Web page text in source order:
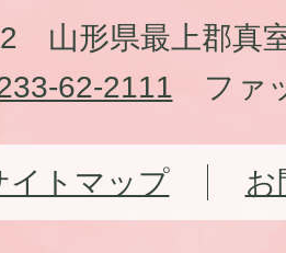
山形県最上郡真
62-2111 ファ
イトマップ お